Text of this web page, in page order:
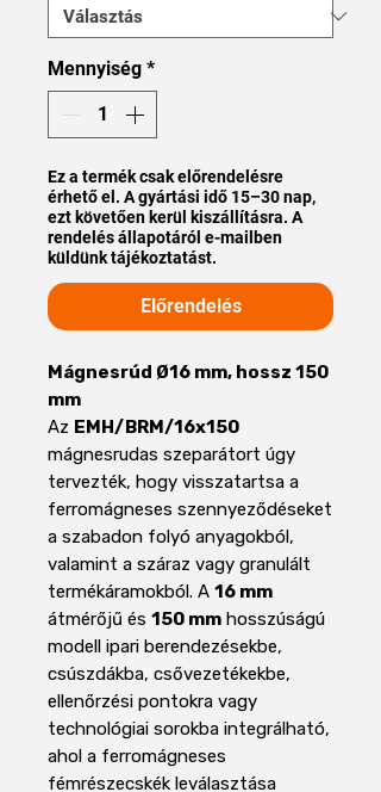
Mennyiség *
Ez a termék csak előrendelésre
érhető el. A gyártási idő 15–30 nap,
ezt követően kerül kiszállításra. A
rendelés állapotáról e-mailben
küldünk tájékoztatást.
Előrendelés
Mágnesrúd Ø16 mm, hossz 150
mm
Az EMH/BRM/16x150
mágnesrudas szeparátort úgy
tervezték, hogy visszatartsa a
ferromágneses szennyeződéseket
a szabadon folyó anyagokból,
valamint a száraz vagy granulált
termékáramokból. A 16 mm
átmérőjű és 150 mm hosszúságú
modell ipari berendezésekbe,
csúszdákba, csővezetékekbe,
ellenőrzési pontokra vagy
technológiai sorokba integrálható,
ahol a ferromágneses
fémrészecskék leválasztása